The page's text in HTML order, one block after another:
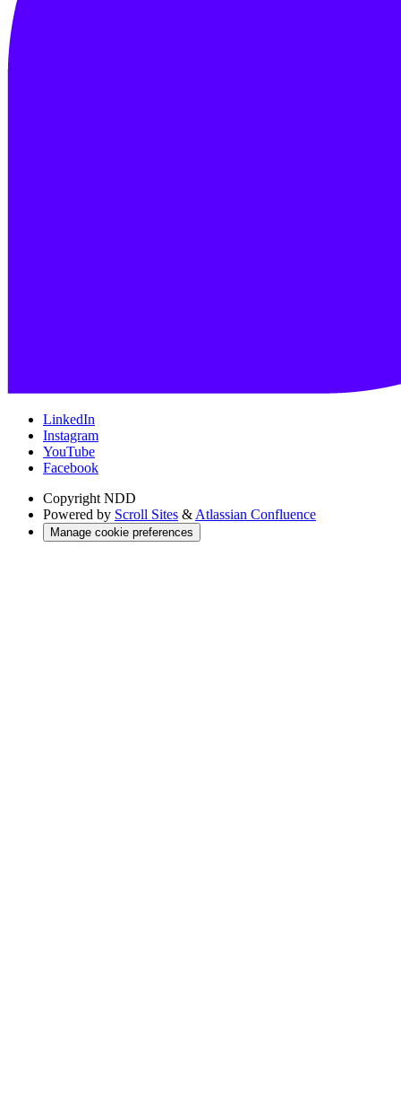
LinkedIn
Instagram
YouTube
Facebook
Copyright NDD
Powered by Scroll Sites & Atlassian Confluence
Manage cookie preferences